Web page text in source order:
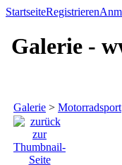
StartseiteRegistrieren
Galerie -
Galerie > Motorradsport